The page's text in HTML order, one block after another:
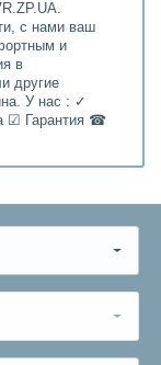
с нами ваш
и
в
другие
У нас : ✓
☑ Гарантия ☎